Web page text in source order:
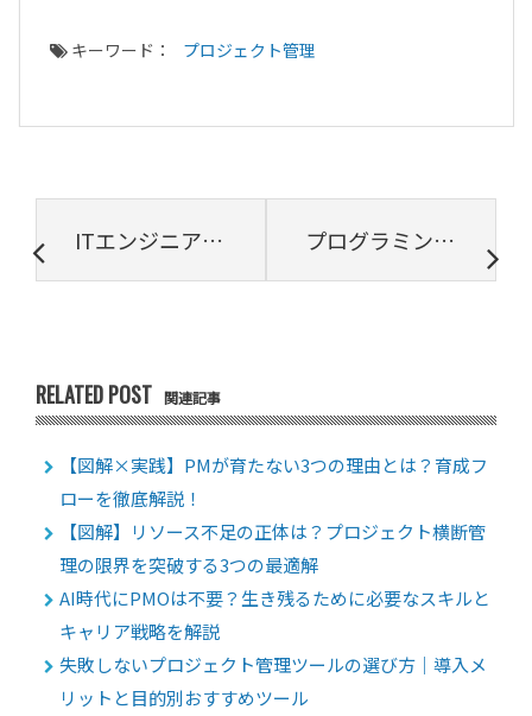
キーワード： プロジェクト管理
ITエンジニアの職種｜各職種について解説 プログラミングの評価基準とは？優れた人材を獲得する方法を解説！
RELATED POST 関連記事
【図解×実践】PMが育たない3つの理由とは？育成フ
ローを徹底解説！
【図解】リソース不足の正体は？プロジェクト横断管
理の限界を突破する3つの最適解
AI時代にPMOは不要？生き残るために必要なスキルと
キャリア戦略を解説
失敗しないプロジェクト管理ツールの選び方｜導入メ
リットと目的別おすすめツール